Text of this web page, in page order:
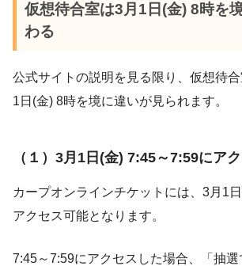
仮想待合室は3月1日(金) 8時を
わる
公式サイトの説明を見る限り、仮想待
1日(金) 8時を境に違いが見られます。
（１）3月1日(金) 7:45～7:59にア
カープオンラインチケットには、3月1
アクセス可能となります。
7:45～7:59にアクセスした場合、「抽